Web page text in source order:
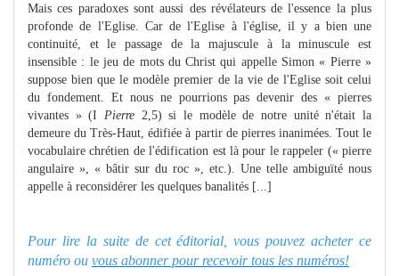
Mais ces paradoxes sont aussi des révélateurs de l'essence la plus
profonde de l'Eglise. Car de l'Eglise à l'église, il y a bien une
continuité, et le passage de la majuscule à la minuscule est
insensible : le jeu de mots du Christ qui appelle Simon « Pierre »
suppose bien que le modèle premier de la vie de l'Eglise soit celui
du fondement. Et nous ne pourrions pas devenir des « pierres
vivantes » (I Pierre 2,5) si le modèle de notre unité n'était la
demeure du Très-Haut, édifiée à partir de pierres inanimées. Tout le
vocabulaire chrétien de l'édification est là pour le rappeler (« pierre
angulaire », « bâtir sur du roc », etc.). Une telle ambiguïté nous
appelle à reconsidérer les quelques banalités [...]
Pour lire la suite de cet éditorial, vous pouvez acheter ce
numéro ou vous abonner pour recevoir tous les numéros!